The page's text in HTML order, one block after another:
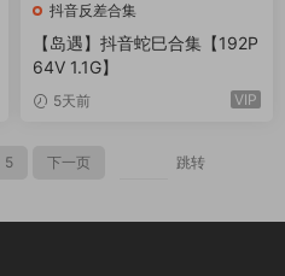
抖音反差合集
【岛遇】抖音蛇巳合集【192P
64V 1.1G】
5天前 VIP
5 下一页 跳转